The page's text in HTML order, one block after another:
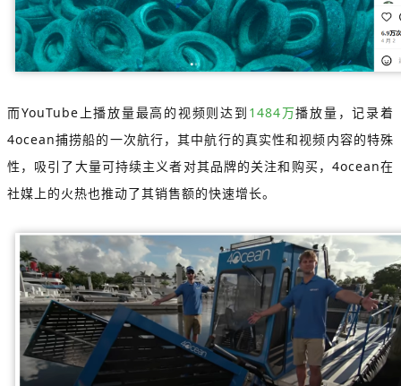
而YouTube上播放量最高的视频则达到 1484万播放量，记录着
4ocean捕捞船的一次航行，其中航行的真实性和视频内容的特殊
性，吸引了大量可持续主义者对其品牌的关注和购买，4ocean在
社媒上的火热也推动了其销售额的快速增长。